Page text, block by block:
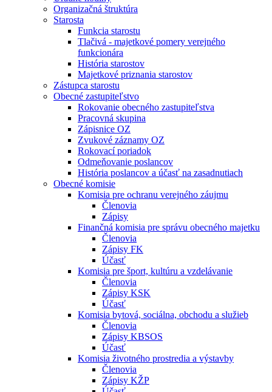
Organizačná štruktúra
Starosta
Funkcia starostu
Tlačivá - majetkové pomery verejného
funkcionára
História starostov
Majetkové priznania starostov
Zástupca starostu
Obecné zastupiteľstvo
Rokovanie obecného zastupiteľstva
Pracovná skupina
Zápisnice OZ
Zvukové záznamy OZ
Rokovací poriadok
Odmeňovanie poslancov
História poslancov a účasť na zasadnutiach
Obecné komisie
Komisia pre ochranu verejného záujmu
Členovia
Zápisy
Finančná komisia pre správu obecného majetku
Členovia
Zápisy FK
Účasť
Komisia pre šport, kultúru a vzdelávanie
Členovia
Zápisy KSK
Účasť
Komisia bytová, sociálna, obchodu a služieb
Členovia
Zápisy KBSOS
Účasť
Komisia životného prostredia a výstavby
Členovia
Zápisy KŽP